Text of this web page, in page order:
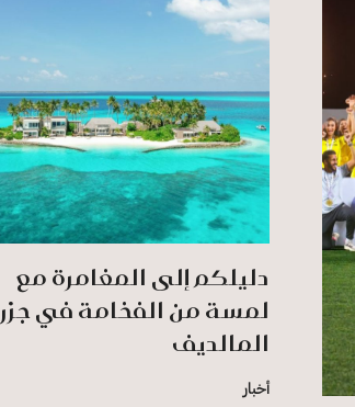
دليلكم إلى المغامرة مع
لمسة من الفخامة في جزر
المالديف
أخبار